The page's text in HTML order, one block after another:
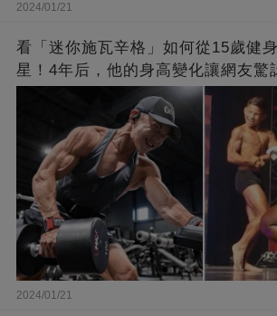
2024/01/21
看「迷你施瓦辛格」如何從15歲健
星！4年后，他的身高變化讓網友驚
2024/01/21